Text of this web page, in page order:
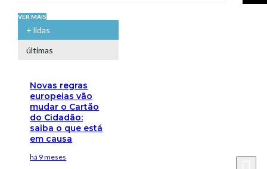
VER MAIS
+ lidas
últimas
Novas regras
europeias vão
mudar o Cartão
do Cidadão:
saiba o que está
em causa
há 9 meses